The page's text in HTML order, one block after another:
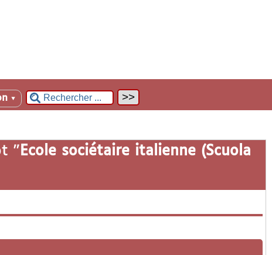
▼
" Ecole sociétaire italienne (Scuola